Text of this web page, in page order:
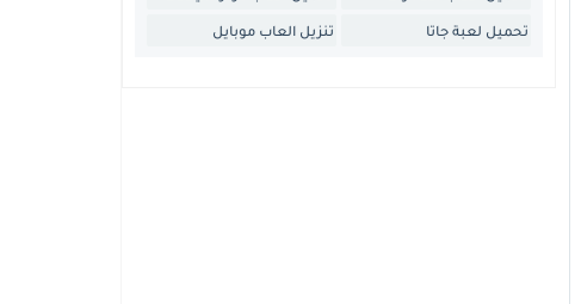
تحميل لعبة جاتا تنزيل العاب موبايل